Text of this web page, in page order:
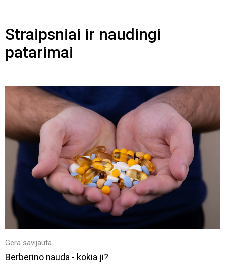
Straipsniai ir naudingi
patarimai
Gera savijauta
Berberino nauda - kokia ji?